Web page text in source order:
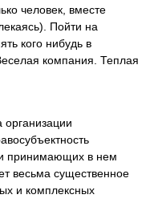
человек, вместе
Пойти на
кого нибудь в
компания. Теплая
принимающих в нем
весьма существенное
и комплексных